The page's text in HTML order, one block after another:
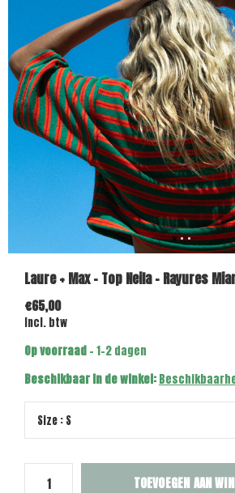
Laure + Max - Top Neila - Rayures
€65,00
Incl. btw
Op voorraad- 1-2 dagen
Beschikbaar in de winkel:
TOEVOEGEN AAN